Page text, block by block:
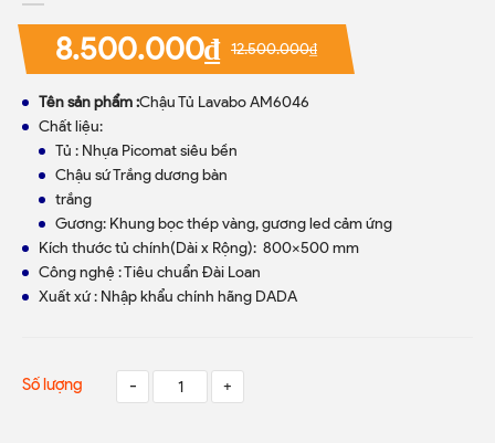
8.500.000₫ 12.500.000₫
Tên sản phẩm :Chậu Tủ Lavabo AM6046
Chất liệu:
Tủ : Nhựa Picomat siêu bền
Chậu sứ Trắng dương bàn
trắng
Gương: Khung bọc thép vàng, gương led cảm ứng
Kích thước tủ chính(Dài x Rộng): 800x500 mm
Công nghệ : Tiêu chuẩn Đài Loan
Xuất xứ : Nhập khẩu chính hãng DADA
Số lượng - +